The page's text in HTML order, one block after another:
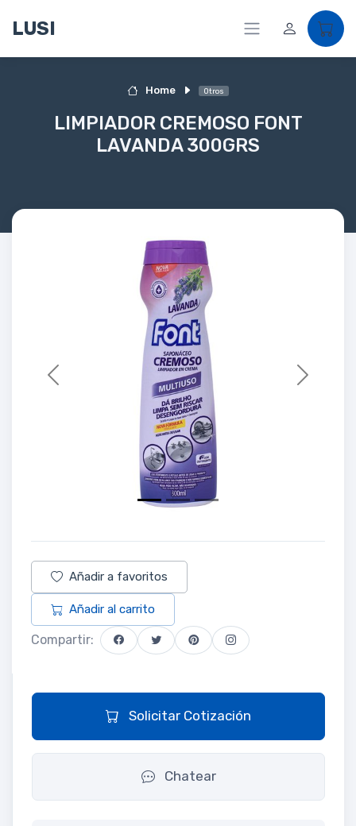
LUSI
Home Otros
LIMPIADOR CREMOSO FONT
LAVANDA 300GRS
Previous Next
Añadir a favoritos
Añadir al carrito
Compartir:
Solicitar Cotización
Chatear